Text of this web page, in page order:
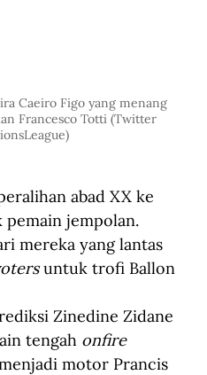
Caeiro Figo yang menang
Francesco Totti (Twitter
abad XX ke
pemain jempolan.
mereka yang lantas
untuk trofi Ballon
Zinedine Zidane
tengah onfire
motor Prancis